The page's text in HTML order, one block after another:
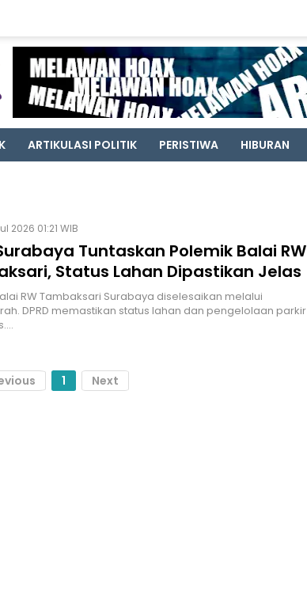
ARTIKULASI POLITIK PERISTIWA HIBURAN
2026 01:21 WIB
Tuntaskan Polemik Balai RW
Status Lahan Dipastikan Jelas
RW Tambaksari Surabaya diselesaikan melalui
DPRD memastikan status lahan dan pengelolaan parkir
1 Next